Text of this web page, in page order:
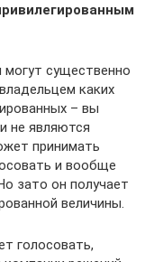
существенно
каких
– вы
не являются
принимать
и вообще
зато он получает
величины.
голосовать,